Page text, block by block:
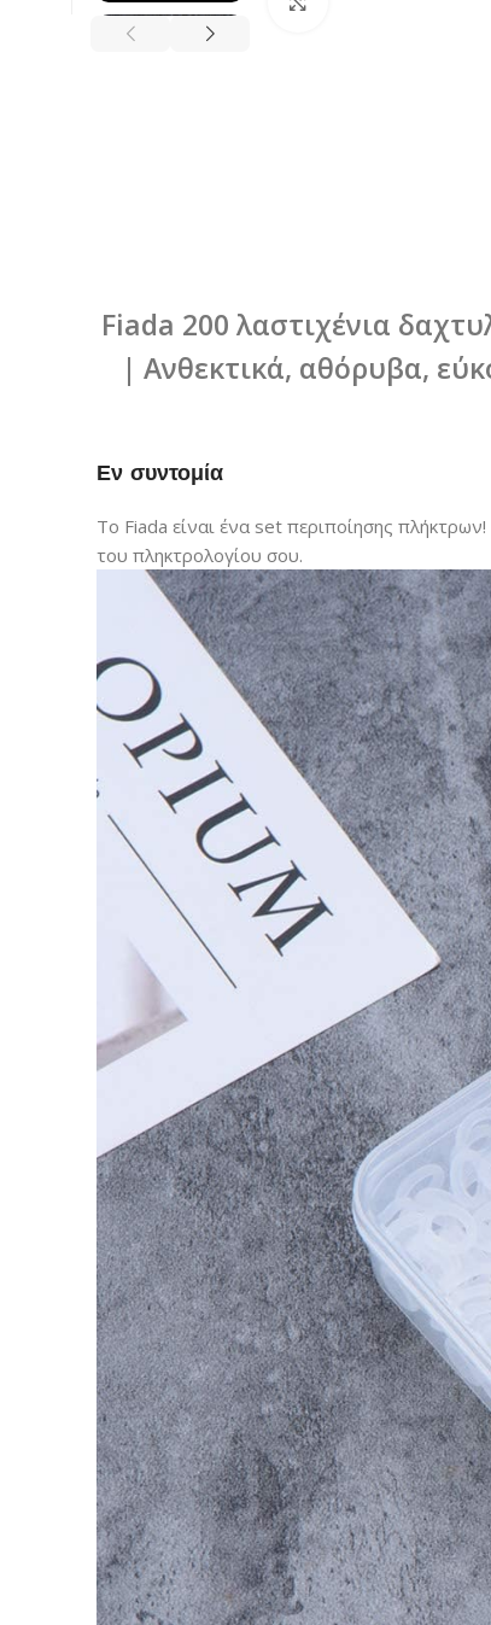
Fiada 200 λαστιχένια
| Ανθεκτικά, αθόρυβα,
Εν συντομία
Το Fiada είναι ένα set περιποίησης
του πληκτρολογίου σου.